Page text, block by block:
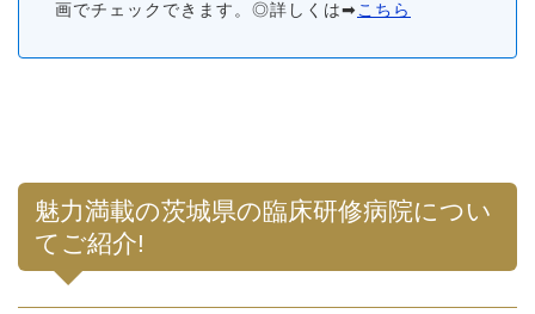
画でチェックできます。◎詳しくは➡こちら
魅力満載の茨城県の臨床研修病院につい
てご紹介!